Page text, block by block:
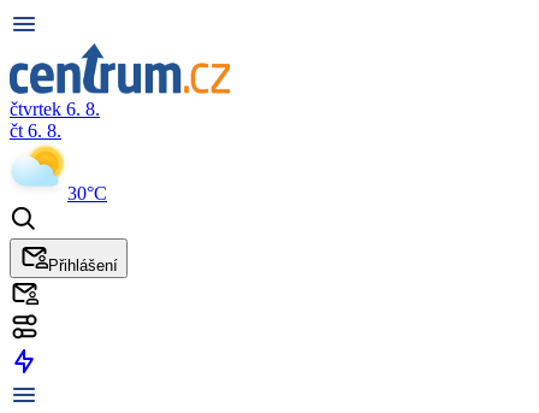
čtvrtek 6. 8.
čt 6. 8.
30°C
Přihlášení